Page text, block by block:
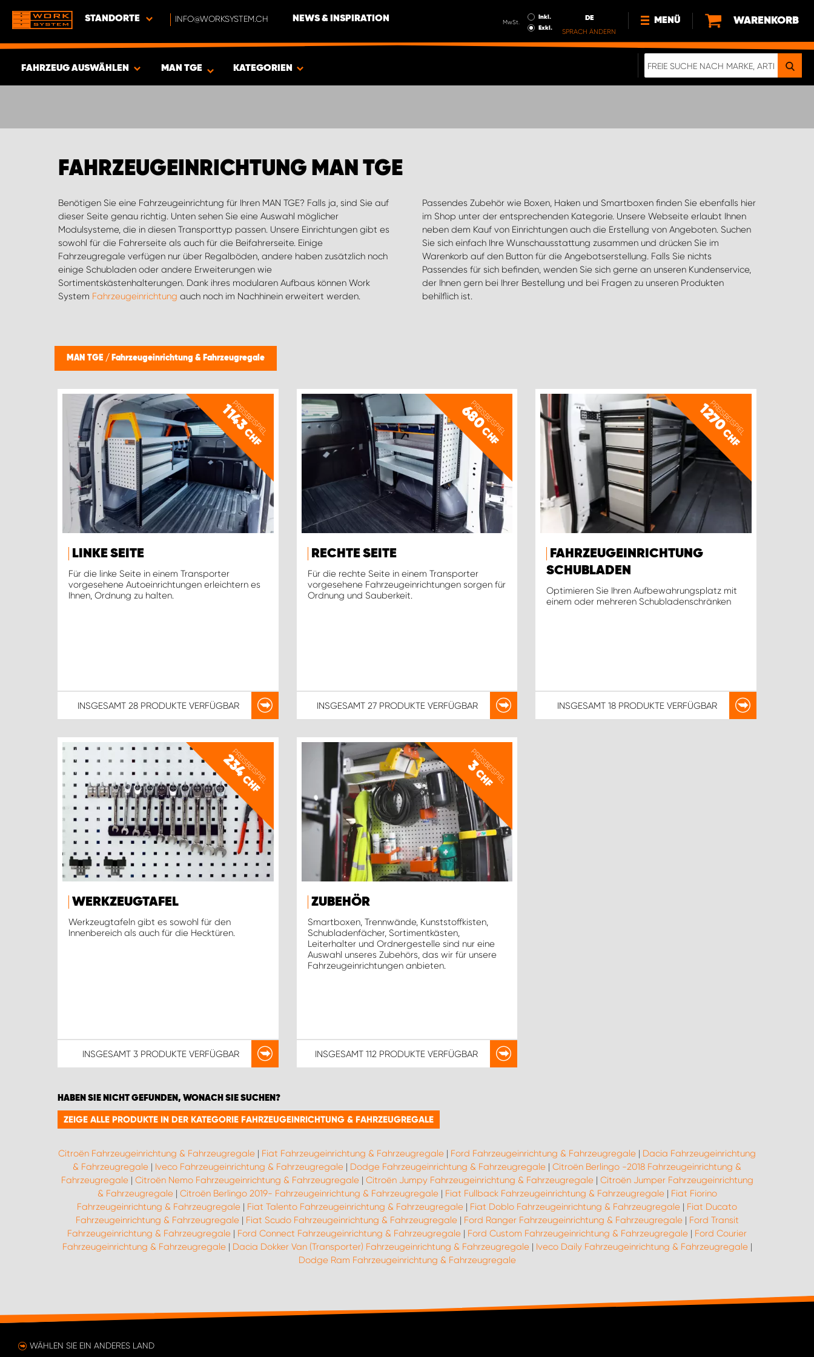
STANDORTE INFO@WORKSYSTEM.CH NEWS & INSPIRATION MwSt.
Inkl.
Exkl.
DE
SPRACH ÄNDERN
MENÜ
NEWS
WARENKORB
FAHRZEUG AUSWÄHLEN
ARTIKEL
MAN TGE KATEGORIEN
FAHRZEUGEINRICHTUNG MAN TGE
Benötigen Sie eine Fahrzeugeinrichtung für Ihren MAN TGE? Falls ja, sind Sie auf
dieser Seite genau richtig. Unten sehen Sie eine Auswahl möglicher
Modulsysteme, die in diesen Transporttyp passen. Unsere Einrichtungen gibt es
sowohl für die Fahrerseite als auch für die Beifahrerseite. Einige
Fahrzeugregale verfügen nur über Regalböden, andere haben zusätzlich noch
einige Schubladen oder andere Erweiterungen wie
Sortimentskästenhalterungen. Dank ihres modularen Aufbaus können Work
System Fahrzeugeinrichtung auch noch im Nachhinein erweitert werden.
Passendes Zubehör wie Boxen, Haken und Smartboxen finden Sie ebenfalls hier
im Shop unter der entsprechenden Kategorie. Unsere Webseite erlaubt Ihnen
neben dem Kauf von Einrichtungen auch die Erstellung von Angeboten. Suchen
Sie sich einfach Ihre Wunschausstattung zusammen und drücken Sie im
Warenkorb auf den Button für die Angebotserstellung. Falls Sie nichts
Passendes für sich befinden, wenden Sie sich gerne an unseren Kundenservice,
der Ihnen gern bei Ihrer Bestellung und bei Fragen zu unseren Produkten
behilflich ist.
MAN TGE / Fahrzeugeinrichtung & Fahrzeugregale
PREISBEISPIEL
1143
CHF
LINKE SEITE
Für die linke Seite in einem Transporter
vorgesehene Autoeinrichtungen erleichtern es
Ihnen, Ordnung zu halten.
INSGESAMT 28 PRODUKTEVERFÜGBAR
PREISBEISPIEL
680
CHF
RECHTE SEITE
Für die rechte Seite in einem Transporter
vorgesehene Fahrzeugeinrichtungen sorgen für
Ordnung und Sauberkeit.
INSGESAMT 27 PRODUKTE VERFÜGBAR
PREISBEISPIEL
1270
CHF
FAHRZEUGEINRICHTUNG
SCHUBLADEN
Optimieren Sie Ihren Aufbewahrungsplatz mit
einem oder mehreren Schubladenschränken
INSGESAMT 18 PRODUKTEVERFÜGBAR
PREISBEISPIEL
234
CHF
WERKZEUGTAFEL
Werkzeugtafeln gibt es sowohl für den
Innenbereich als auch für die Hecktüren.
INSGESAMT 3 PRODUKTEVERFÜGBAR
PREISBEISPIEL
3
CHF
ZUBEHÖR
Smartboxen, Trennwände, Kunststoffkisten,
Schubladenfächer, Sortimentkästen,
Leiterhalter und Ordnergestelle sind nur eine
Auswahl unseres Zubehörs, das wir für unsere
Fahrzeugeinrichtungen anbieten.
INSGESAMT112 PRODUKTE VERFÜGBAR
HABEN SIE NICHT GEFUNDEN, WONACH SIE SUCHEN?
ZEIGE ALLE PRODUKTE IN DER KATEGORIE FAHRZEUGEINRICHTUNG & FAHRZEUGREGALE
Citroën Fahrzeugeinrichtung & Fahrzeugregale | Fiat Fahrzeugeinrichtung & Fahrzeugregale | Ford Fahrzeugeinrichtung & Fahrzeugregale | Dacia Fahrzeugeinrichtung
& Fahrzeugregale | Iveco Fahrzeugeinrichtung & Fahrzeugregale | Dodge Fahrzeugeinrichtung & Fahrzeugregale | Citroën Berlingo -2018 Fahrzeugeinrichtung &
Fahrzeugregale| Citroën Nemo Fahrzeugeinrichtung & Fahrzeugregale| Citroën Jumpy Fahrzeugeinrichtung & Fahrzeugregale| Citroën Jumper Fahrzeugeinrichtung
& Fahrzeugregale| Citroën Berlingo 2019- Fahrzeugeinrichtung & Fahrzeugregale| Fiat Fullback Fahrzeugeinrichtung & Fahrzeugregale| Fiat Fiorino
Fahrzeugeinrichtung & Fahrzeugregale | Fiat Talento Fahrzeugeinrichtung & Fahrzeugregale | Fiat Doblo Fahrzeugeinrichtung & Fahrzeugregale | Fiat Ducato
Fahrzeugeinrichtung & Fahrzeugregale| Fiat Scudo Fahrzeugeinrichtung & Fahrzeugregale| Ford Ranger Fahrzeugeinrichtung & Fahrzeugregale| Ford Transit
Fahrzeugeinrichtung & Fahrzeugregale | Ford Connect Fahrzeugeinrichtung & Fahrzeugregale | Ford Custom Fahrzeugeinrichtung & Fahrzeugregale | Ford Courier
Fahrzeugeinrichtung & Fahrzeugregale| Dacia Dokker Van (Transporter) Fahrzeugeinrichtung & Fahrzeugregale| Iveco Daily Fahrzeugeinrichtung & Fahrzeugregale|
Dodge Ram Fahrzeugeinrichtung & Fahrzeugregale
WÄHLEN SIE EIN ANDERES LAND